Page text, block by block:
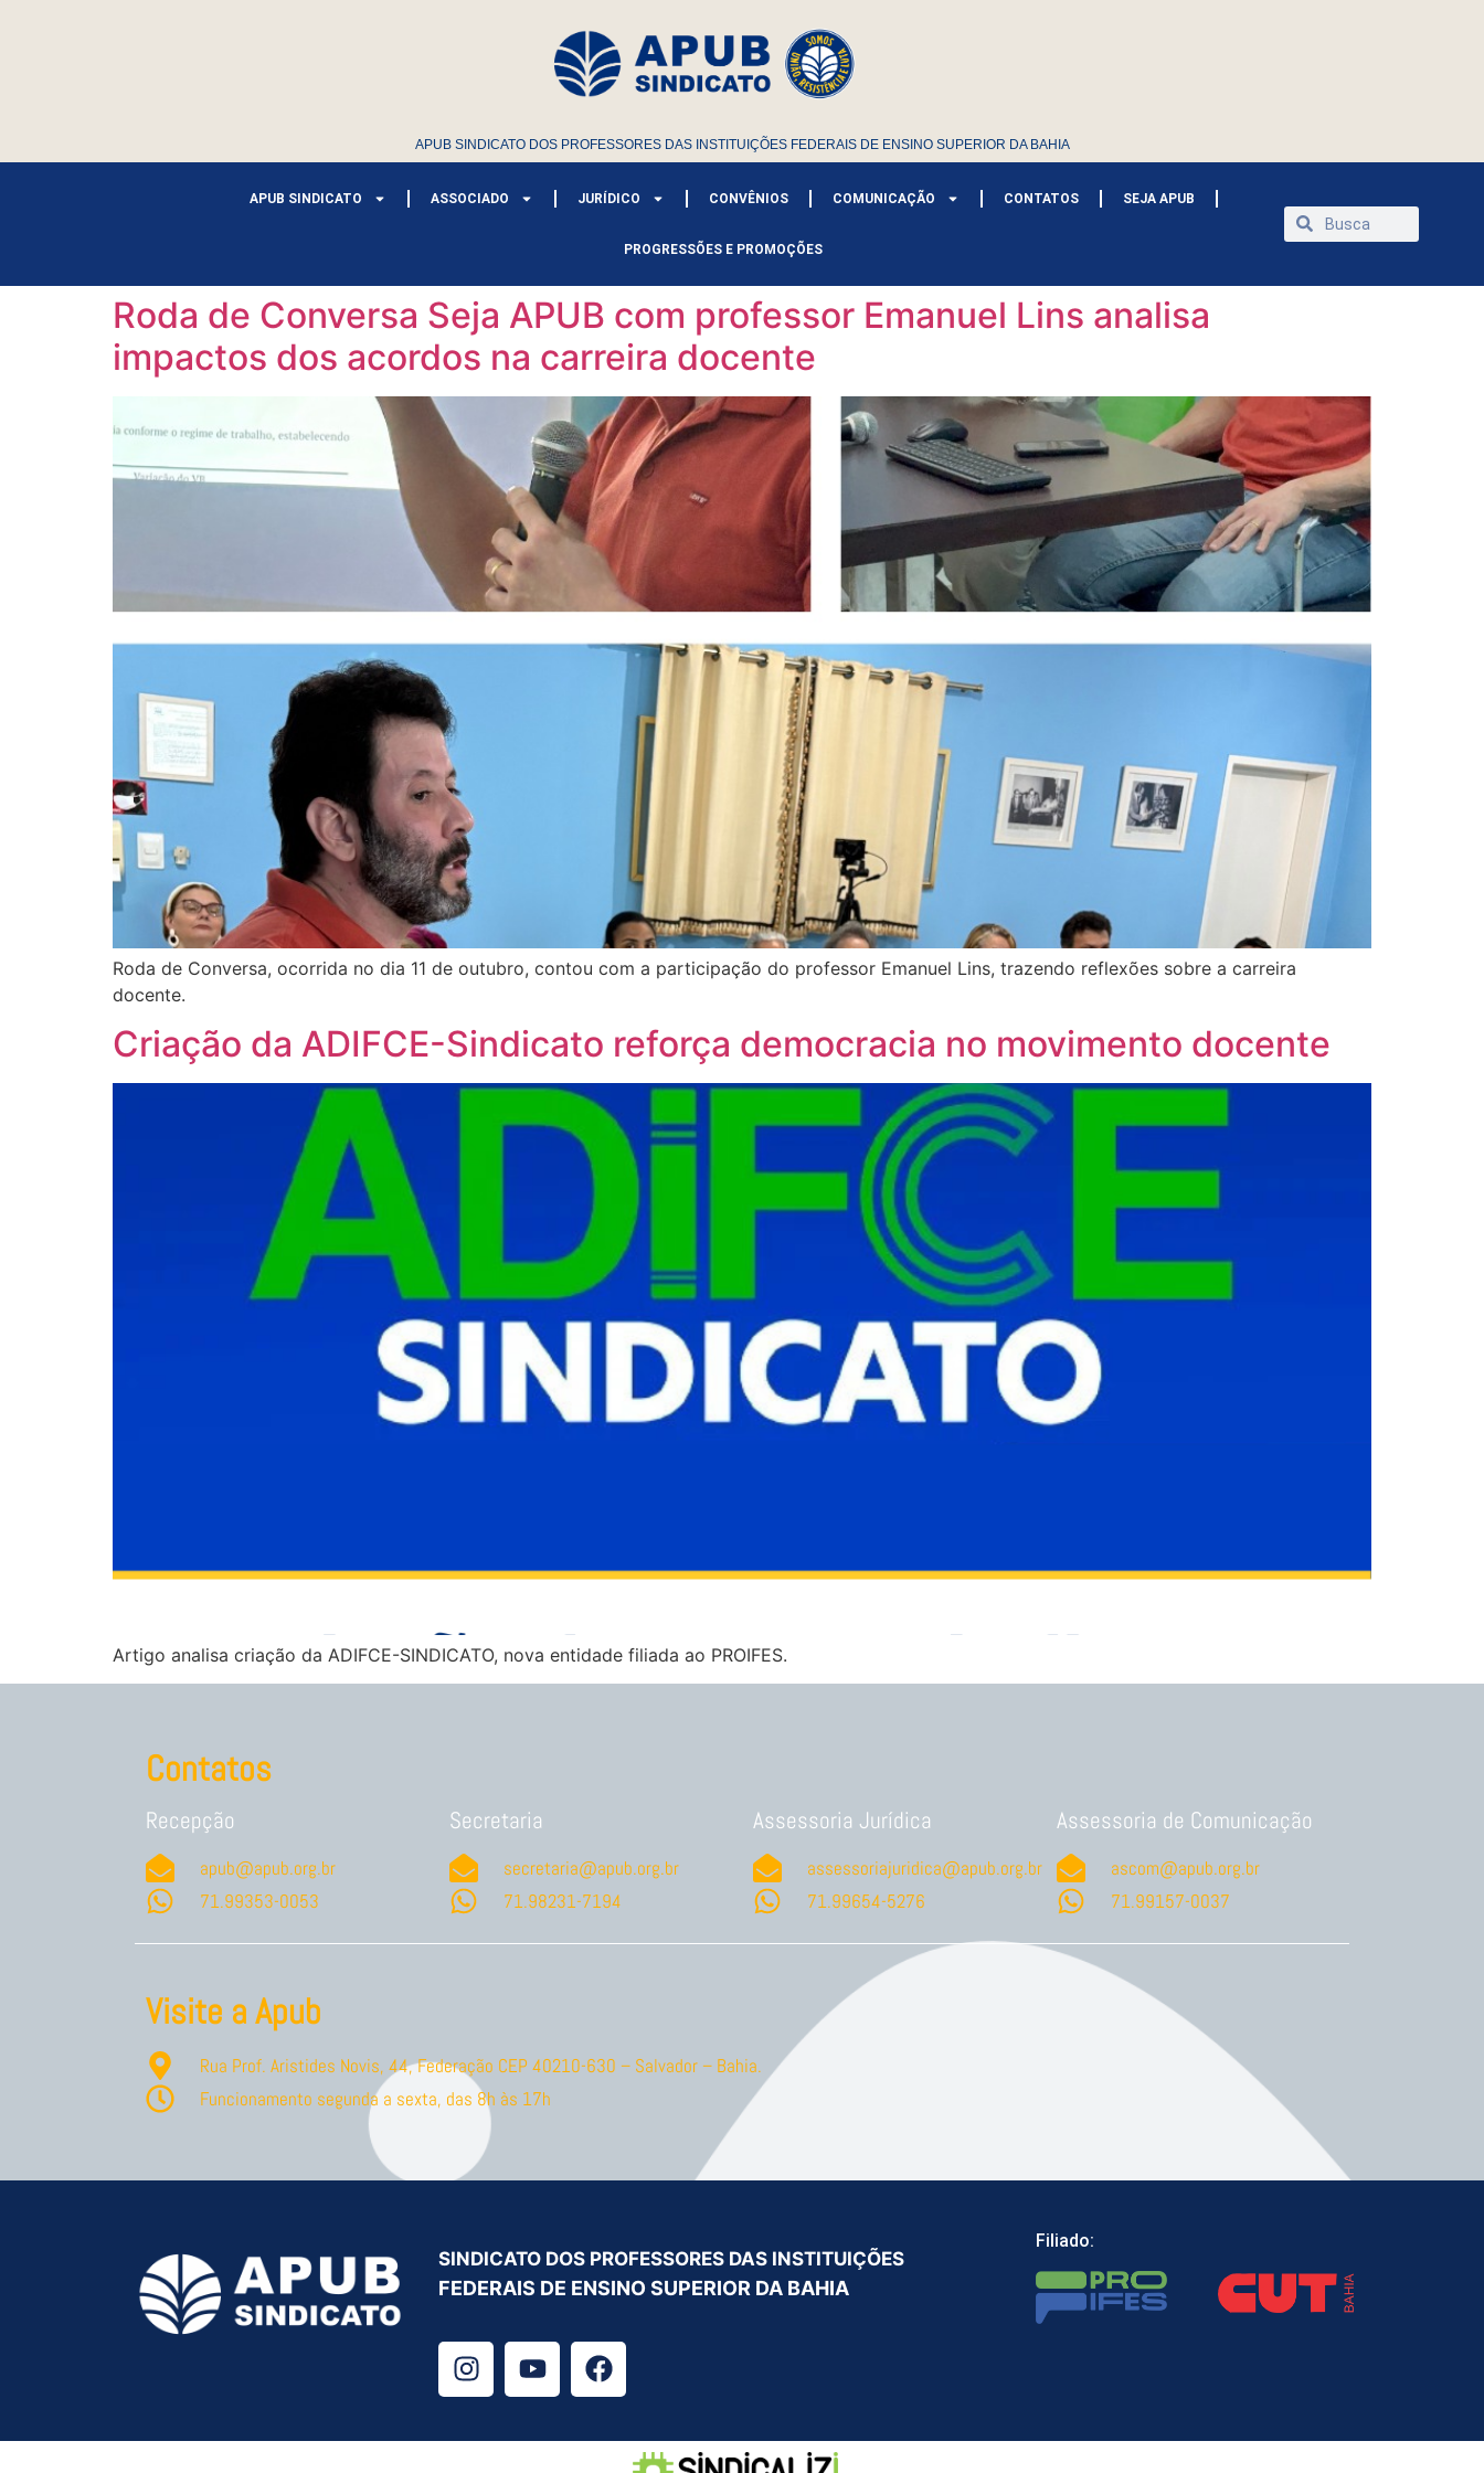
APUB SINDICATO DOS PROFESSORES DAS INSTITUIÇÕES FEDERAIS DE ENSINO SUPERIOR DA BAHIA
APUB SINDICATO ASSOCIADO JURÍDICO CONVÊNIOS COMUNICAÇÃO CONTATOS SEJA APUB
PROGRESSÕES E PROMOÇÕES
Roda de Conversa Seja APUB com professor Emanuel Lins analisa
impactos dos acordos na carreira docente
Roda de Conversa, ocorrida no dia 11 de outubro, contou com a participação do professor Emanuel Lins, trazendo reflexões sobre a carreira
docente.
Criação da ADIFCE-Sindicato reforça democracia no movimento docente
Artigo analisa criação da ADIFCE-SINDICATO, nova entidade filiada ao PROIFES.
Contatos
Recepção
apub@apub.org.br
71.99353-0053
Secretaria
secretaria@apub.org.br
71.98231-7194
Assessoria Jurídica
assessoriajuridica@apub.org.br
71.99654-5276
Assessoria de Comunicação
ascom@apub.org.br
71.99157-0037
Visite a Apub
Rua Prof. Aristides Novis, 44, Federação CEP 40210-630 – Salvador – Bahia.
Funcionamento segunda a sexta, das 8h às 17h
SINDICATO DOS PROFESSORES DAS INSTITUIÇÕES
FEDERAIS DE ENSINO SUPERIOR DA BAHIA
Filiado: